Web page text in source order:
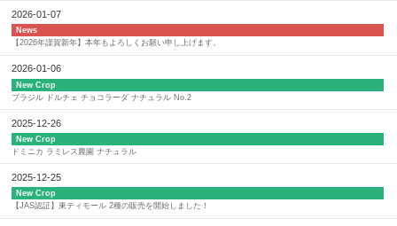
2026-01-07
News
【2026年謹賀新年】本年もよろしくお願い申し上げます。
2026-01-06
New Crop
ブラジル ドルチェ チョコラーダ ナチュラル No.2
2025-12-26
New Crop
ドミニカ ラミレス農園 ナチュラル
2025-12-25
New Crop
【JAS認証】東ティモール 2種の販売を開始しました！